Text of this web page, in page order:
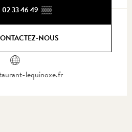
02 33 46 49 ▒▒
NOUS
lequinoxe.fr